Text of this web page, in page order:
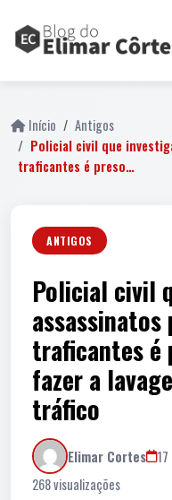
Início
Antigos
Policial civil que
traficantes é preso…
ANTIGOS
Policial civil
traficantes é
fazer a
tráfico
Elimar Cortes
268 visualizações